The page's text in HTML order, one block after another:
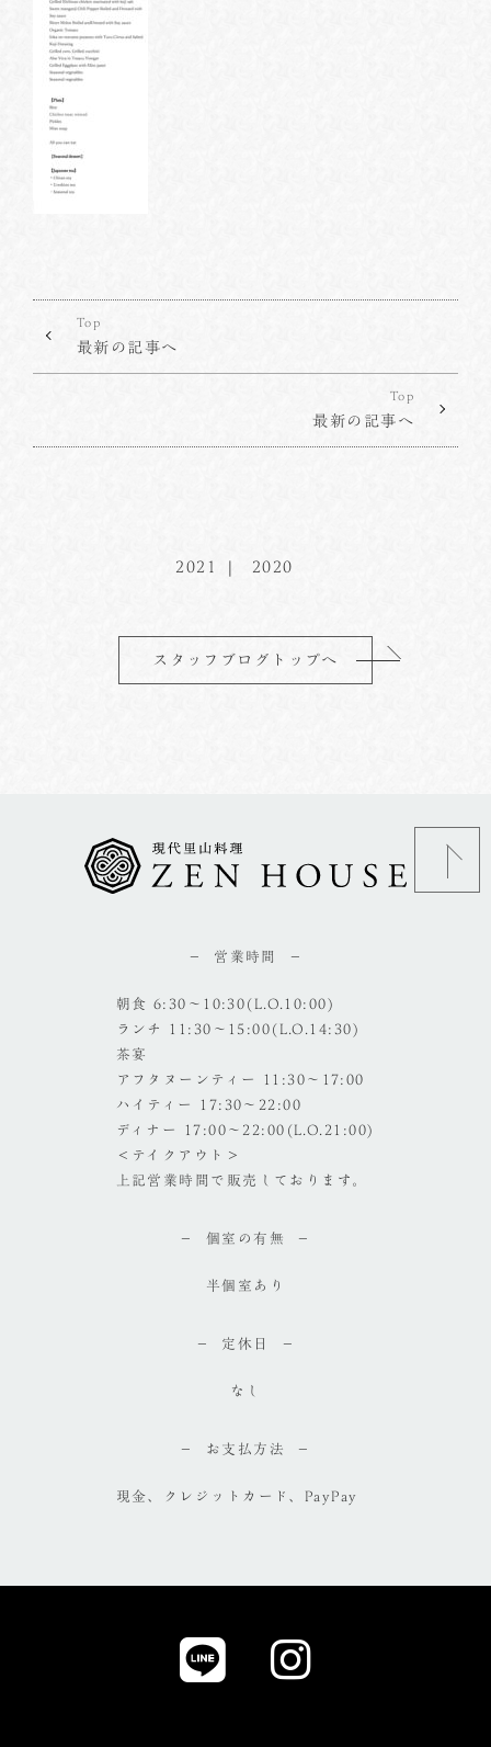
Top
最新の記事へ
Top
最新の記事へ
2021 2020
スタッフブログトップへ
営業時間
朝食 6:30～10:30(L.O.10:00)
ランチ 11:30～15:00(L.O.14:30)
茶宴
アフタヌーンティー 11:30～17:00
ハイティー 17:30～22:00
ディナー 17:00～22:00(L.O.21:00)
＜テイクアウト＞
上記営業時間で販売しております。
個室の有無
半個室あり
定休日
なし
お支払方法
現金、クレジットカード、PayPay